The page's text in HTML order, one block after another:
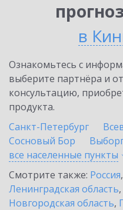
в
Ознакомьтесь с
выберите партнёра и
консультацию,
продукта.
Санкт-Петербург
Сосновый Бор
все населенные пункты
Смотрите также: Россия,
Ленинградская область,
Новгородская область,